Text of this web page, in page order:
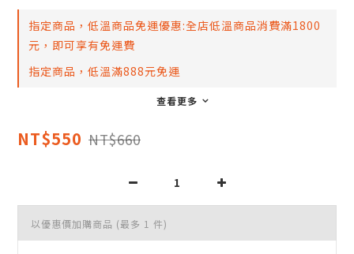
指定商品，低溫商品免運優惠:全店低溫商品消費滿1800
元，即可享有免運費
指定商品，低溫滿888元免運
查看更多
NT$550 NT$660
以優惠價加購商品 (最多 1 件)